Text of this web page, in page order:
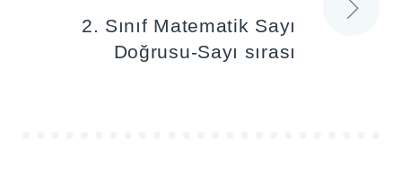
2. Sınıf Matematik Sayı
Doğrusu-Sayı sırası